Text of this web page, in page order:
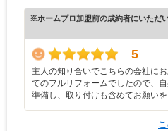
※ホームプロ加盟前の成約者にいただ
5
主人の知り合いでこちらの会社に
てのフルリフォームでしたので、
準備し、取り付けも含めてお願い